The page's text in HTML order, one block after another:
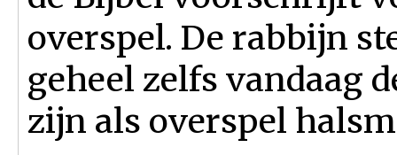
overspel. De rabbijn
geheel zelfs vandaag
zijn als overspel